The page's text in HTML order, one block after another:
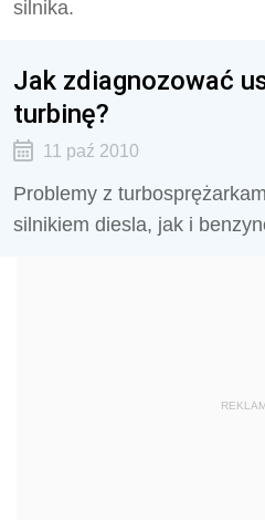
silnika.
Jak zdiagnozować
turbinę?
11 paź 2010
Problemy z
silnikiem diesla, jak i